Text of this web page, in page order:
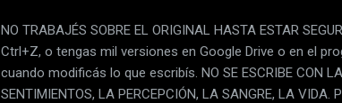
NO TRABAJÉS SOBRE EL ORIGINAL HASTA ESTAR
Ctrl+Z, o tengas mil versiones en Google Drive o en el
cuando modificás lo que escribís. NO SE ESCRIBE CON
SENTIMIENTOS, LA PERCEPCIÓN, LA SANGRE, LA